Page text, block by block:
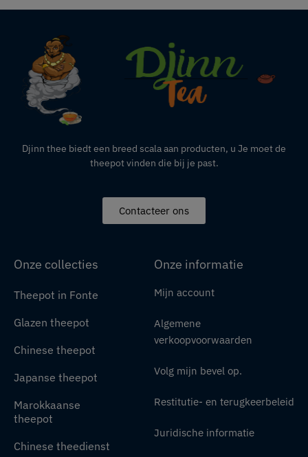
Djinn thee biedt een breed scala aan producten, u Je moet de
theepot vinden die bij je past.
Contacteer ons
Onze collecties
Theepot in Fonte
Glazen theepot
Chinese theepot
Japanse theepot
Marokkaanse
theepot
Chinese theedienst
Onze informatie
Mijn account
Algemene
verkoopvoorwaarden
Volg mijn bevel op.
Restitutie- en terugkeerbeleid
Juridische informatie